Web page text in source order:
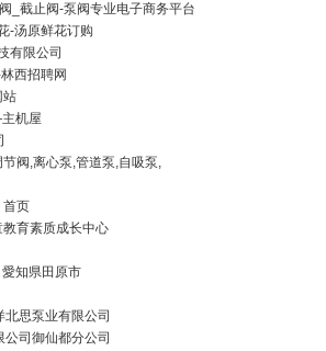
_截止阀-泵阀专业电子商务平台
-汤原鲜花订购
有限公司
西招聘网
站
机屋
阀,离心泵,管道泵,自吸泵,
首页
育素质成长中心
知県田原市
思泵业有限公司
司御仙都分公司